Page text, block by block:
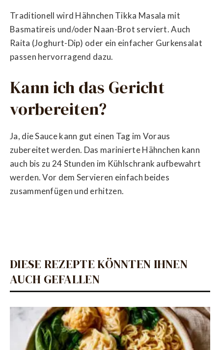
Traditionell wird Hähnchen Tikka Masala mit
Basmatireis und/oder Naan-Brot serviert. Auch
Raita (Joghurt-Dip) oder ein einfacher Gurkensalat
passen hervorragend dazu.
Kann ich das Gericht
vorbereiten?
Ja, die Sauce kann gut einen Tag im Voraus
zubereitet werden. Das marinierte Hähnchen kann
auch bis zu 24 Stunden im Kühlschrank aufbewahrt
werden. Vor dem Servieren einfach beides
zusammenfügen und erhitzen.
DIESE REZEPTE KÖNNTEN IHNEN
AUCH GEFALLEN